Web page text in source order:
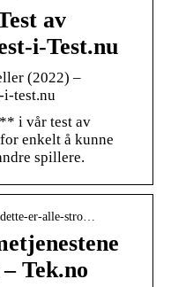
av
i-Test.nu
(2022) –
i-test.nu
i vår test av
enkelt å kunne
spillere.
er-alle-stro…
Tek.no